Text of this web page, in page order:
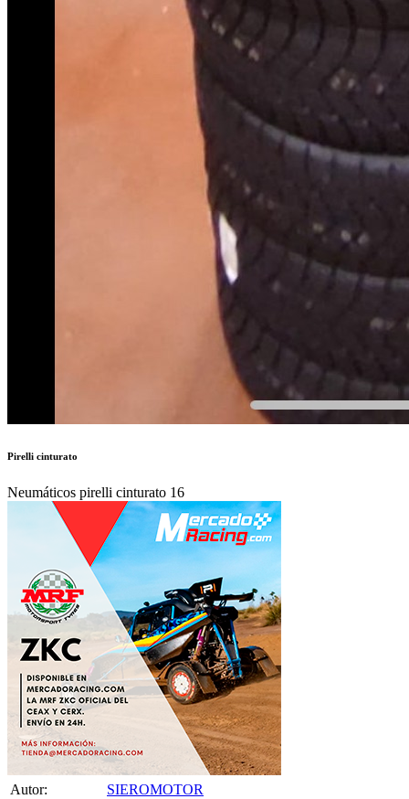
SIEROMOTOR
Publicado en:
Neumáticos de Competición /
Publicado el:
25-Sep-2022 16:38
Referencia:
745916
Visualizaciones:
1199
Provincia:
Asturias
Pais:
España
Teléfono:
634583172
Tag:
T-Shirt,Women,Top
Se venden parejas de pirelli cinturato :
-Pareja de cinturato al 80% usadas en el tren trasero pocos km,
precio 250e/u.